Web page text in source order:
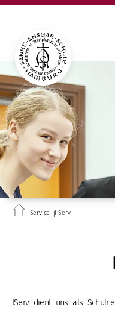
Service I-Serv
IServ dient uns als